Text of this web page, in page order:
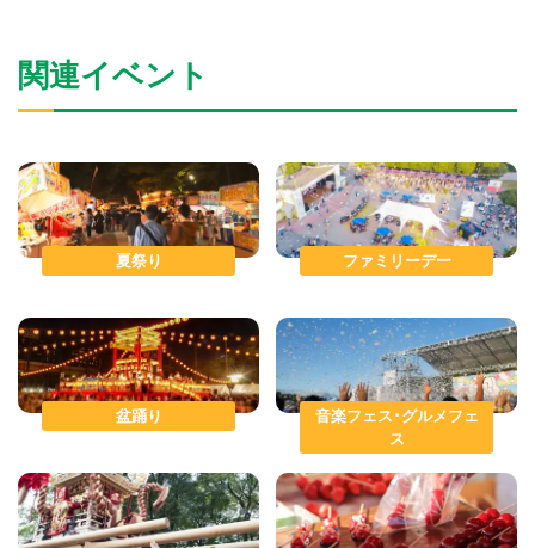
関連イベント
夏祭り ファミリーデー
盆踊り
音楽フェス･グルメフェ
ス